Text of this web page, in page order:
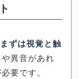
まずは視覚と触
異音があれ
要です。